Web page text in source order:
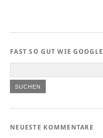
FAST SO GUT WIE GOOGLE
NEUESTE KOMMENTARE